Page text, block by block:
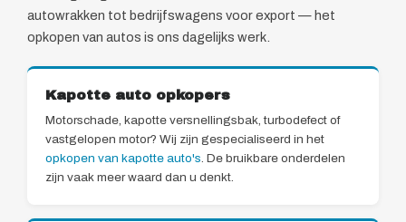
autowrakken tot bedrijfswagens voor export — het
opkopen van autos is ons dagelijks werk.
Kapotte auto opkopers
Motorschade, kapotte versnellingsbak, turbodefect of
vastgelopen motor? Wij zijn gespecialiseerd in het
opkopen van kapotte auto's. De bruikbare onderdelen
zijn vaak meer waard dan u denkt.